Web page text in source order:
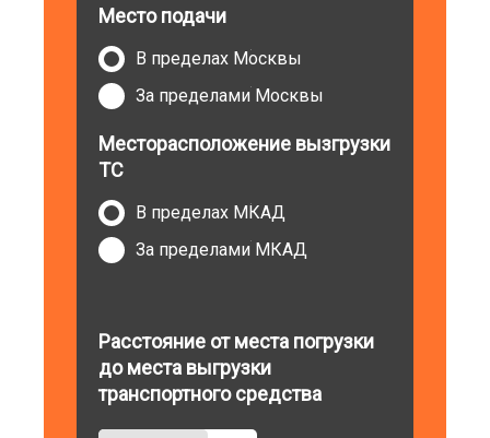
Место подачи
В пределах Москвы
За пределами Москвы
Месторасположение вызгрузки
ТС
В пределах МКАД
За пределами МКАД
Расстояние от места погрузки
до места выгрузки
транспортного средства